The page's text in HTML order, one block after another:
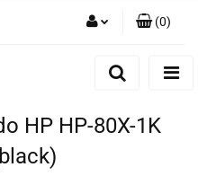
Dodaj zgłoszenie
(0)
HP HP-80X-1K